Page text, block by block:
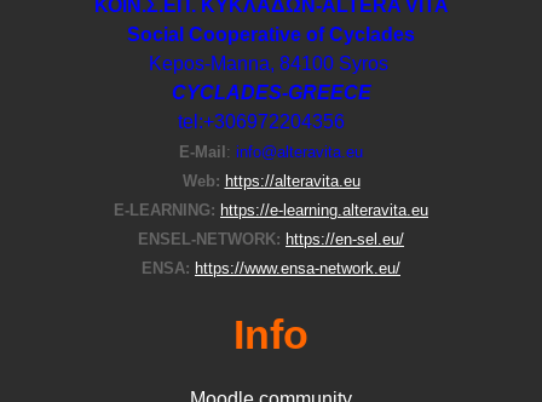
ΚΟΙΝ.Σ.ΕΠ. ΚΥΚΛΑΔΩΝ-ΑLTERA VITA
Social Cooperative of Cyclades
Kepos-Manna, 84100 Syros
CYCLADES-GREECE
tel:+306972204356
E-Μail : info@alteravita.eu
Web: https://alteravita.eu
ENSEL-NETWORK: https://en-sel.eu/